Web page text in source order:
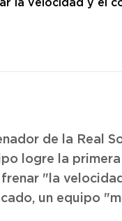
de la Real
logre la
frenar "la
un equipo